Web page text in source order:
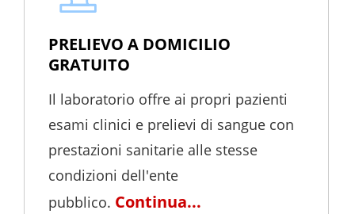
PRELIEVO A DOMICILIO
GRATUITO
Il laboratorio offre ai propri pazienti
esami clinici e prelievi di sangue con
prestazioni sanitarie alle stesse
condizioni dell'ente
pubblico. Continua...